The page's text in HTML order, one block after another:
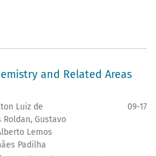
and Related Areas
Luiz de
Gustavo
Lemos
Padilha
09-17